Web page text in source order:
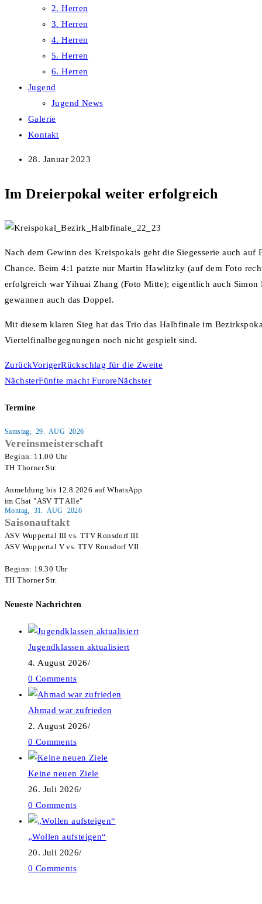
2. Herren
3. Herren
4. Herren
5. Herren
6. Herren
Jugend
Jugend News
Galerie
Kontakt
28. Januar 2023
Im Dreierpokal weiter erfolgreich
Nach dem Gewinn des Kreispokals geht die Siegesserie auch
Chance. Beim 4:1 patzte nur Martin Hawlitzky (auf dem Foto
erfolgreich war Yihuai Zhang (Foto Mitte); eigentlich auch
gewannen auch das Doppel.
Mit diesem klaren Sieg hat das Trio das Halbfinale im
Viertelfinalbegegnungen noch nicht gespielt sind.
ZurückVorigerRückschlag für die Zweite
NächsterFünfte macht FuroreNächster
Termine
Samstag, 29. AUG 2026
Vereinsmeisterschaft
Beginn: 11.00 Uhr
TH Thorner Str.
Anmeldung bis 12.8.2026 auf WhatsApp
im Chat "ASV TT Alle"
Montag, 31. AUG 2026
Saisonauftakt
ASV Wuppertal III vs. TTV Ronsdorf III
ASV Wuppertal V vs. TTV Ronsdorf VII
Beginn: 19.30 Uhr
TH Thorner Str.
Neueste Nachrichten
Jugendklassen aktualisiert
4. August 2026/
0 Comments
Ahmad war zufrieden
2. August 2026/
0 Comments
Keine neuen Ziele
26. Juli 2026/
0 Comments
„Wollen aufsteigen“
20. Juli 2026/
0 Comments